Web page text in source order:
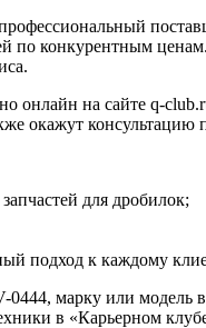
по конкурентным
на сайте q-
окажут консультацию
для дробилок;
подход к каждому
0444, марку или
в «Карьерном